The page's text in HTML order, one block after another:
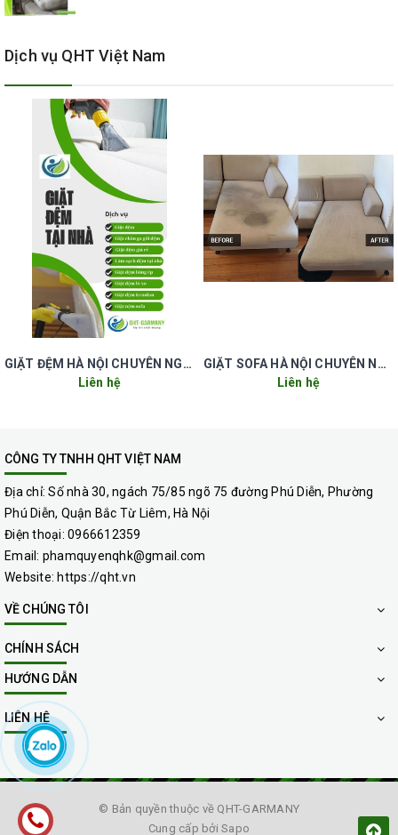
dịch vụ giặt ghế sofa tại
quận thanh xuân hà nội.
ƯU ĐIỂM CỦA CÔNG TY TNHH QHT VIỆT NAM
- Dịch vụ giặt ghế sofa chuyên nghiệp giá rẻ tại QUẬN THANH
XUÂN HÀ NỘI đảm bảo uy tín, chất lượng với giá rẻ nhất
- Phục vụ khách hàng ở tất cả các quận huyện ở Hà Nội, không
phát sinh thêm chi phí
- Đội ngũ nhân viên có kinh nghiệm lâu năm trong lĩnh vực vệ sinh
- Đi đầu về chất lượng, uy tín về các dịch vụ vệ sinh tại Hà Nội
- Tư vấn miễn phí, báo giá nhanh nhất, tận tâm trong công việc
- Sử dụng hóa chất chuyên dụng phù hợp với từng loại vải
- Cung cấp dịch vụ giặt ghế sofa chuyên nghiệp giá rẻ tại THANH
XUÂN 24/24h
nghiệp giá rẻ tại THANH XUÂN HÀ NỘI liên hệ hotline 0912 823
876 - 0966 612 359 để được chúng tôi hỗ trợ.
ghế văn phòng , ghế da ,các loại ghế, giặt các loại rèm cửa , chăn
ga gối đệm ,chuyên nghiệp, uy tín , đảm bảo , chất lượng , giá rẻ .
Hotline : 0966.612.359 -0912.823.876.
Dịch vụ QHT Việt Nam
GIẶT ĐỆM HÀ NỘI CHUYÊN NGHIỆP UY TÍN GIÁ RẺ
Liên hệ
GIẶT SOFA HÀ NỘI CHUYÊN NGHIỆP UY TÍN GIÁ RẺ
Liên hệ
CÔNG TY TNHH QHT VIỆT NAM
Địa chỉ: Số nhà 30, ngách 75/85 ngõ 75 đường Phú Diễn, Phường
Phú Diễn, Quận Bắc Từ Liêm, Hà Nội
Điện thoại: 0966612359
Email: phamquyenqhk@gmail.com
Website: https://qht.vn
VỀ CHÚNG TÔI
CHÍNH SÁCH
HƯỚNG DẪN
LIÊN HỆ
© Bản quyền thuộc về QHT-GARMANY
Cung cấp bởiSapo